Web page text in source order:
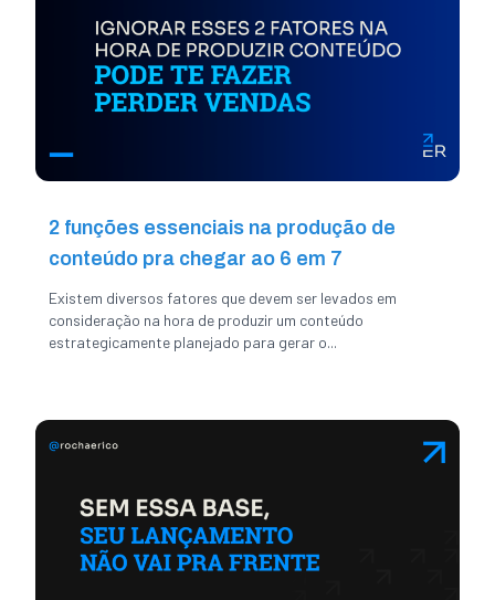
2 funções essenciais na produção de
conteúdo pra chegar ao 6 em 7
Existem diversos fatores que devem ser levados em
consideração na hora de produzir um conteúdo
estrategicamente planejado para gerar o...